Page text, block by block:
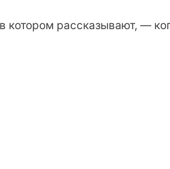
котором рассказывают, —